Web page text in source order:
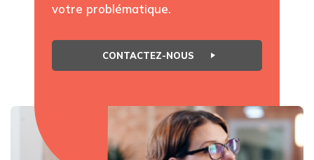
votre problématique.
CONTACTEZ-NOUS